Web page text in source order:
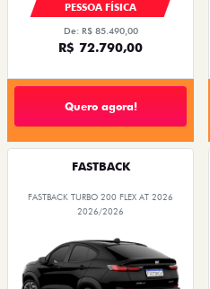
PESSOA FÍSICA
De: R$ 85.490,00
R$ 72.790,00
Quero agora!
FASTBACK
FASTBACK TURBO 200 FLEX AT 2026
2026/2026